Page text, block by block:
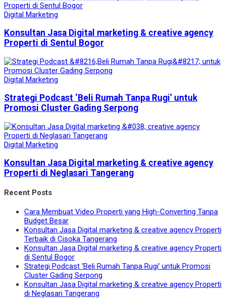
Digital Marketing
Konsultan Jasa Digital marketing & creative agency
Properti di Sentul Bogor
Digital Marketing
Strategi Podcast ‘Beli Rumah Tanpa Rugi’ untuk
Promosi Cluster Gading Serpong
Digital Marketing
Konsultan Jasa Digital marketing & creative agency
Properti di Neglasari Tangerang
Recent Posts
Cara Membuat Video Properti yang High-Converting Tanpa
Budget Besar
Konsultan Jasa Digital marketing & creative agency Properti
Terbaik di Cisoka Tangerang
Konsultan Jasa Digital marketing & creative agency Properti
di Sentul Bogor
Strategi Podcast ‘Beli Rumah Tanpa Rugi’ untuk Promosi
Cluster Gading Serpong
Konsultan Jasa Digital marketing & creative agency Properti
di Neglasari Tangerang